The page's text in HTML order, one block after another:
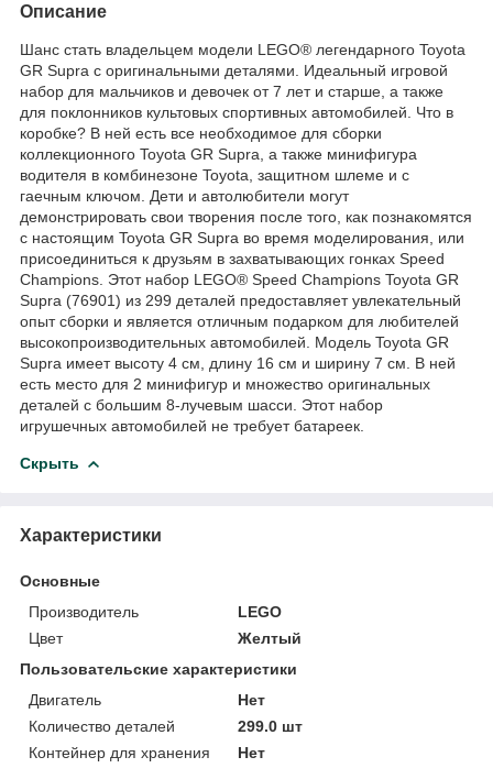
Описание
Шанс стать владельцем модели LEGO® легендарного Toyota
GR Supra с оригинальными деталями. Идеальный игровой
набор для мальчиков и девочек от 7 лет и старше, а также
для поклонников культовых спортивных автомобилей. Что в
коробке? В ней есть все необходимое для сборки
коллекционного Toyota GR Supra, а также минифигура
водителя в комбинезоне Toyota, защитном шлеме и с
гаечным ключом. Дети и автолюбители могут
демонстрировать свои творения после того, как познакомятся
с настоящим Toyota GR Supra во время моделирования, или
присоединиться к друзьям в захватывающих гонках Speed
Champions. Этот набор LEGO® Speed Champions Toyota GR
Supra (76901) из 299 деталей предоставляет увлекательный
опыт сборки и является отличным подарком для любителей
высокопроизводительных автомобилей. Модель Toyota GR
Supra имеет высоту 4 см, длину 16 см и ширину 7 см. В ней
есть место для 2 минифигур и множество оригинальных
деталей с большим 8-лучевым шасси. Этот набор
игрушечных автомобилей не требует батареек.
Скрыть
Характеристики
Основные
Производитель
LEGO
Цвет
Желтый
Пользовательские характеристики
Двигатель
Нет
Количество деталей
299.0 шт
Контейнер для хранения
Нет